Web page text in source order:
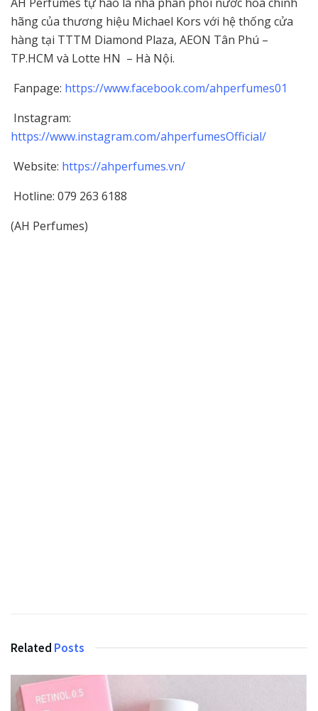
hãng của thương hiệu Michael Kors với hệ thống cửa
hàng tại TTTM Diamond Plaza, AEON Tân Phú –
TP.HCM và Lotte HN – Hà Nội.
Fanpage: https://www.facebook.com/ahperfumes01
Instagram:
https://www.instagram.com/ahperfumesOfficial/
Website: https://ahperfumes.vn/
Hotline: 079 263 6188
(AH Perfumes)
Related Posts